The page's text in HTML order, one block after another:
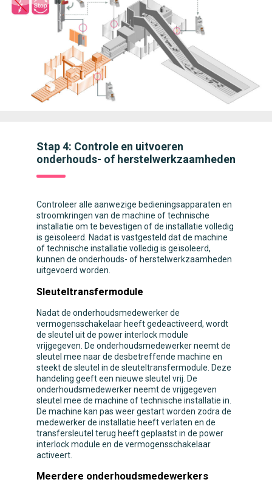
Stap 4: Controle en uitvoeren
onderhouds- of herstelwerkzaamheden
Controleer alle aanwezige bedieningsapparaten en
stroomkringen van de machine of technische
installatie om te bevestigen of de installatie volledig
is geïsoleerd. Nadat is vastgesteld dat de machine
of technische installatie volledig is geïsoleerd,
kunnen de onderhouds- of herstelwerkzaamheden
uitgevoerd worden.
Sleuteltransfermodule
Nadat de onderhoudsmedewerker de
vermogensschakelaar heeft gedeactiveerd, wordt
de sleutel uit de power interlock module
vrijgegeven. De onderhoudsmedewerker neemt de
sleutel mee naar de desbetreffende machine en
steekt de sleutel in de sleuteltransfermodule. Deze
handeling geeft een nieuwe sleutel vrij. De
onderhoudsmedewerker neemt de vrijgegeven
sleutel mee de machine of technische installatie in.
De machine kan pas weer gestart worden zodra de
medewerker de installatie heeft verlaten en de
transfersleutel terug heeft geplaatst in de power
interlock module en de vermogensschakelaar
activeert.
Meerdere onderhoudsmedewerkers